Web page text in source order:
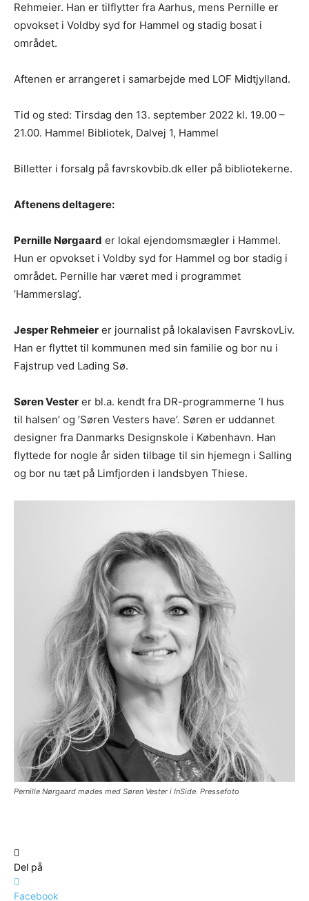
Rehmeier. Han er tilflytter fra Aarhus, mens Pernille er
opvokset i Voldby syd for Hammel og stadig bosat i
området.
Aftenen er arrangeret i samarbejde med LOF Midtjylland.
Tid og sted: Tirsdag den 13. september 2022 kl. 19.00 –
21.00. Hammel Bibliotek, Dalvej 1, Hammel
Billetter i forsalg på favrskovbib.dk eller på bibliotekerne.
Aftenens deltagere:
Pernille Nørgaard er lokal ejendomsmægler i Hammel.
Hun er opvokset i Voldby syd for Hammel og bor stadig i
området. Pernille har været med i programmet
’Hammerslag’.
Jesper Rehmeier er journalist på lokalavisen FavrskovLiv.
Han er flyttet til kommunen med sin familie og bor nu i
Fajstrup ved Lading Sø.
Søren Vester er bl.a. kendt fra DR-programmerne ’I hus
til halsen’ og ’Søren Vesters have’. Søren er uddannet
designer fra Danmarks Designskole i København. Han
flyttede for nogle år siden tilbage til sin hjemegn i Salling
og bor nu tæt på Limfjorden i landsbyen Thiese.
Pernille Nørgaard mødes med Søren Vester i InSide. Pressefoto
Del på
Facebook